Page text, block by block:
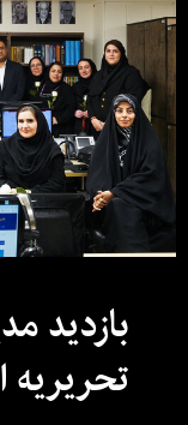
بازدید
تحریریه